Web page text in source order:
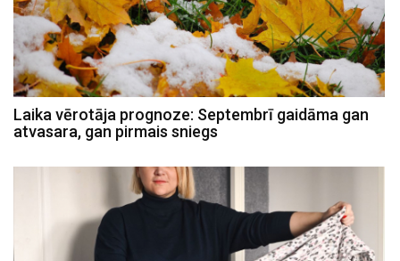
Laika vērotāja prognoze: Septembrī gaidāma gan
atvasara, gan pirmais sniegs